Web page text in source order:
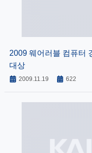
2009 웨어러블 컴퓨터
대상
2009.11.19 622